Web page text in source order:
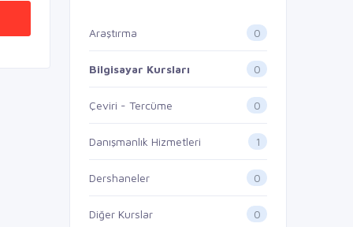
Araştırma 0
Bilgisayar Kursları 0
Çeviri - Tercüme 0
Danışmanlık Hizmetleri 1
Dershaneler 0
Diğer Kurslar 0